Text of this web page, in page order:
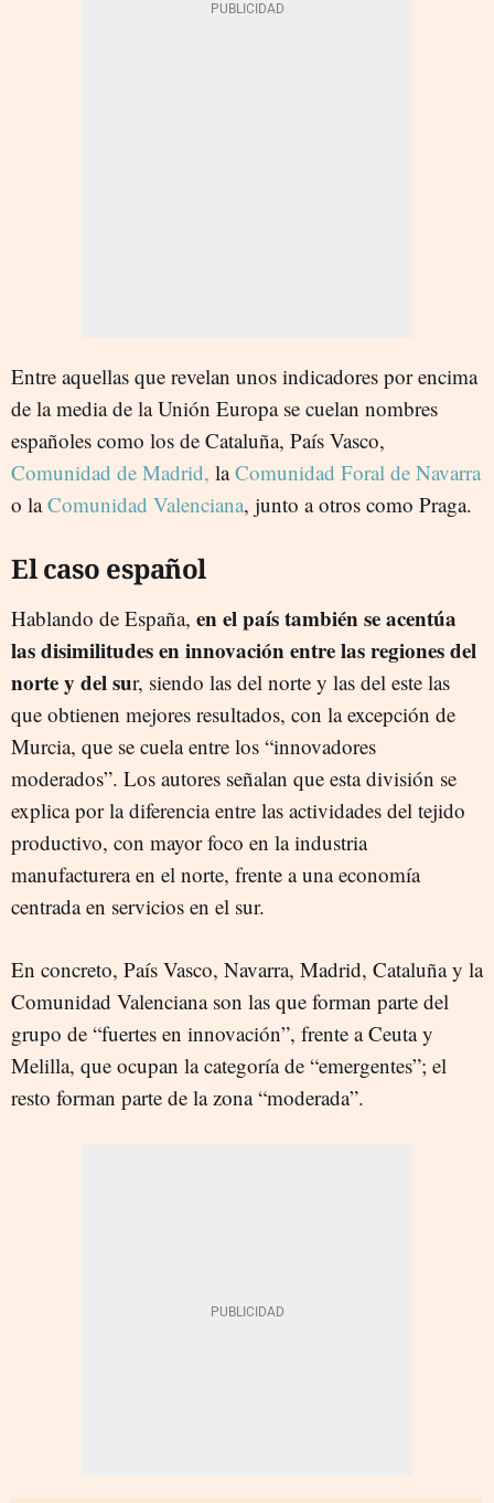
Entre aquellas que revelan unos indicadores por encima
de la media de la Unión Europa se cuelan nombres
españoles como los de Cataluña, País Vasco,
Comunidad de Madrid, laComunidad Foral de Navarra
o laComunidad Valenciana, junto a otros como Praga.
El caso español
Hablando de España, en el país también se acentúa
las disimilitudes en innovación entre las regiones del
norte y del sur, siendo las del norte y las del este las
que obtienen mejores resultados, con la excepción de
Murcia, que se cuela entre los “innovadores
moderados”. Los autores señalan que esta división se
explica por la diferencia entre las actividades del tejido
productivo, con mayor foco en la industria
manufacturera en el norte, frente a una economía
centrada en servicios en el sur.
En concreto, País Vasco, Navarra, Madrid, Cataluña y la
Comunidad Valenciana son las que forman parte del
grupo de “fuertes en innovación”, frente a Ceuta y
Melilla, que ocupan la categoría de “emergentes”; el
resto forman parte de la zona “moderada”.